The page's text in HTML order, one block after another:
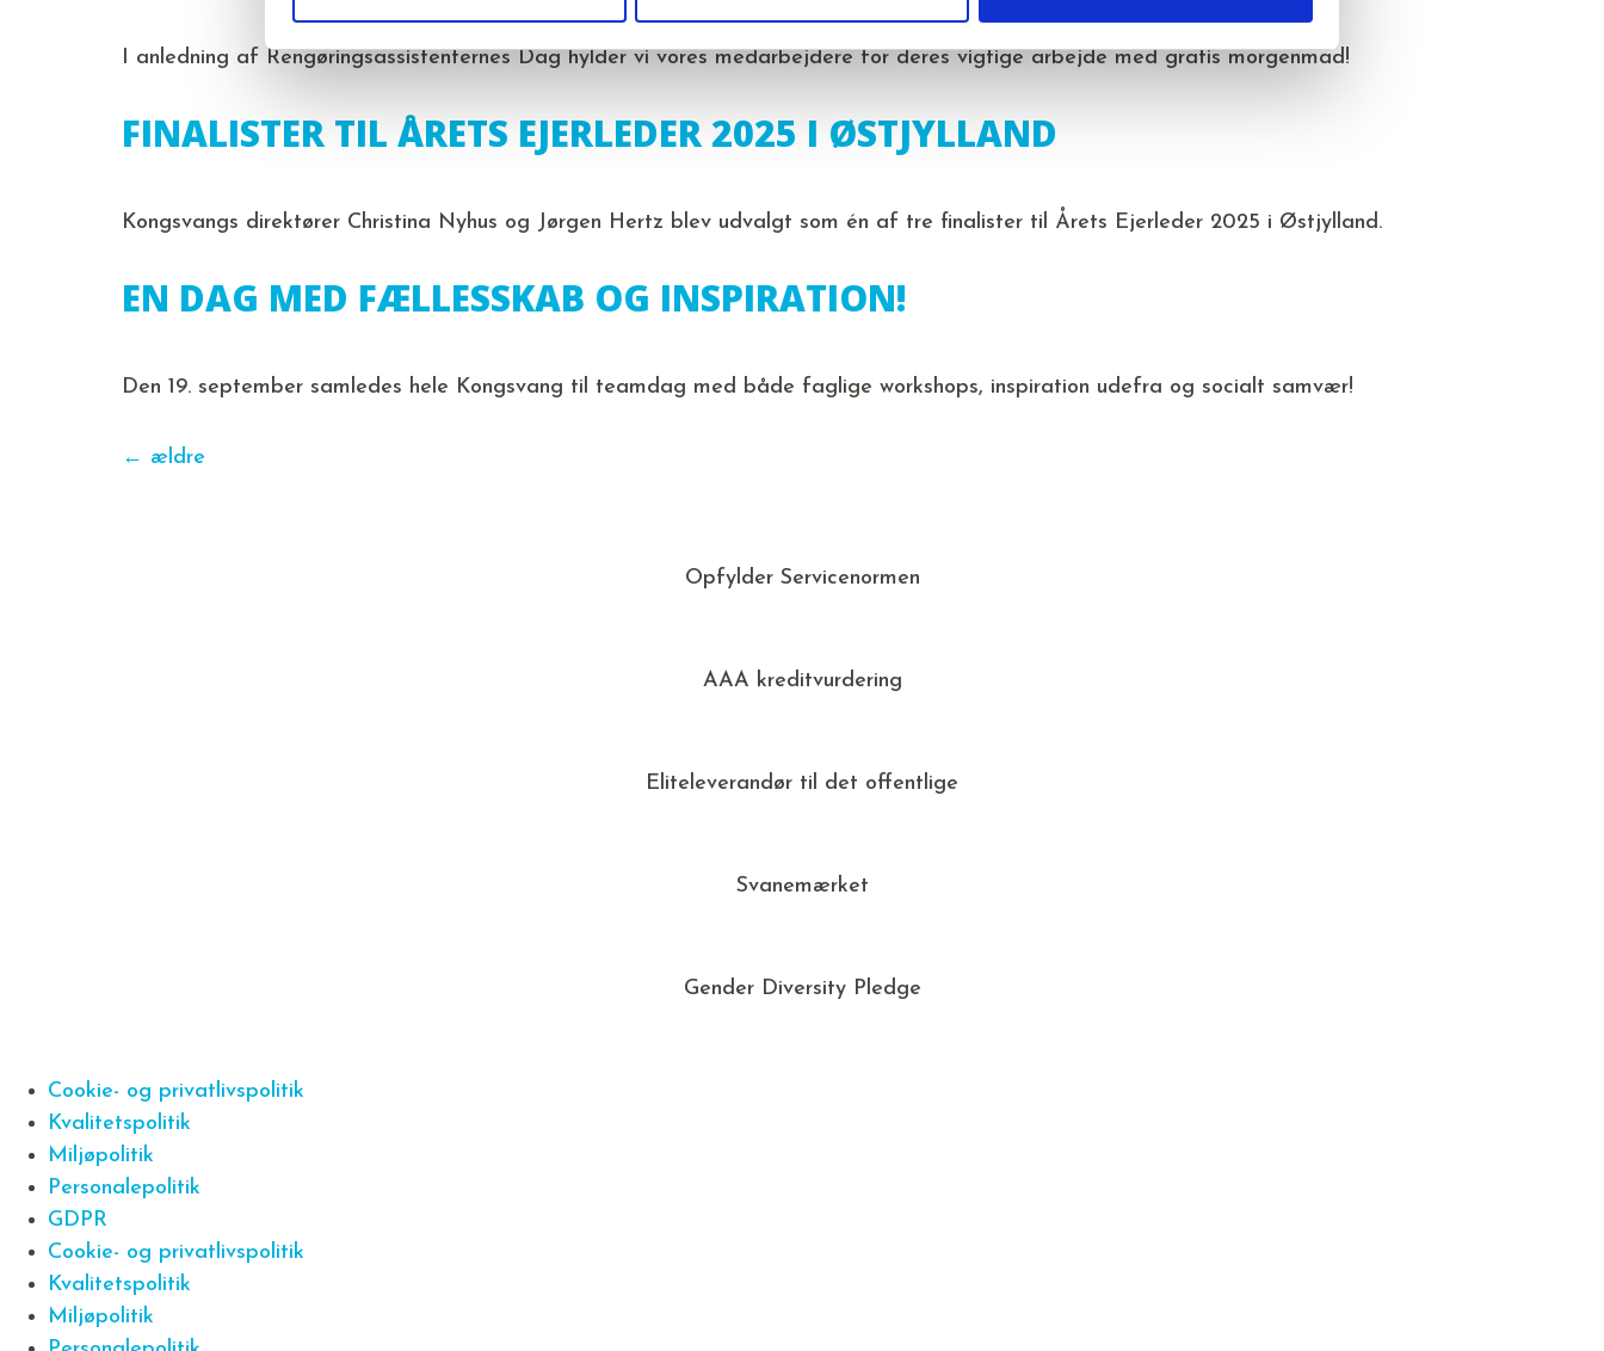
I anledning af Rengøringsassistenternes Dag hylder vi vores medarbejdere for deres vigtige arbejde med gratis morgenmad!
FINALISTER TIL ÅRETS EJERLEDER 2025 I ØSTJYLLAND
Kongsvangs direktører Christina Nyhus og Jørgen Hertz blev udvalgt som én af tre finalister til Årets Ejerleder 2025 i Østjylland.
EN DAG MED FÆLLESSKAB OG INSPIRATION!
Den 19. september samledes hele Kongsvang til teamdag med både faglige workshops, inspiration udefra og socialt samvær!
← ældre
Opfylder Servicenormen
AAA kreditvurdering
Eliteleverandør til det offentlige
Svanemærket
Gender Diversity Pledge
Cookie- og privatlivspolitik
Kvalitetspolitik
Miljøpolitik
Personalepolitik
GDPR
Cookie- og privatlivspolitik
Kvalitetspolitik
Miljøpolitik